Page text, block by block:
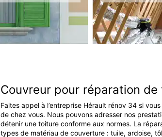
Couvreur pour réparation
Faites appel à l’entreprise Hérault rénov 34 si
de chez vous. Nous pouvons adresser nos
détenir une toiture conforme aux normes. La
types de matériau de couverture : tuile, ardoise,